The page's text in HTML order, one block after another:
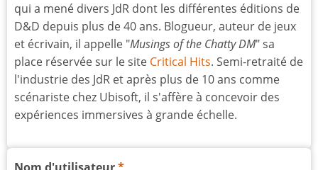
qui a mené divers JdR dont les différentes éditions de
D&D depuis plus de 40 ans. Blogueur, auteur de jeux
et écrivain, il appelle "Musings of the Chatty DM" sa
place réservée sur le site Critical Hits. Semi-retraité de
l'industrie des JdR et après plus de 10 ans comme
scénariste chez Ubisoft, il s'affère à concevoir des
expériences immersives à grande échelle.